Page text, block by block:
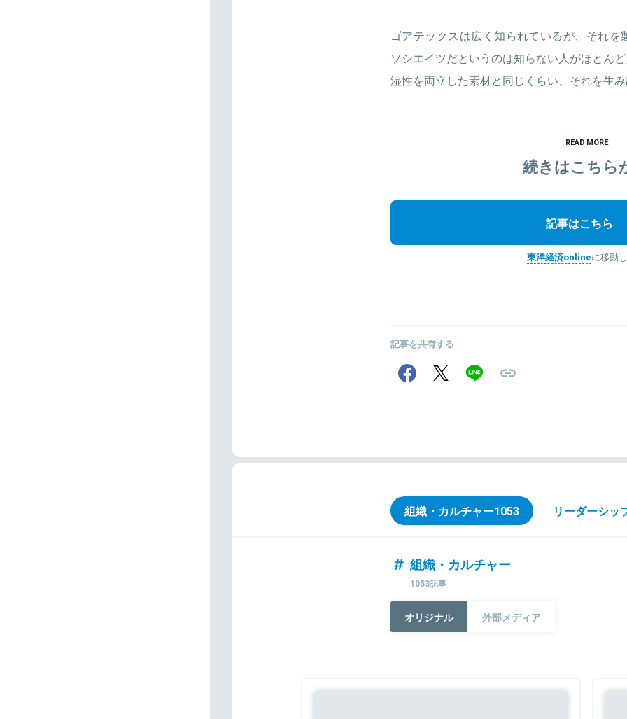
ゴアテックスは広く知られているが、それを
ソシエイツだというのは知らない人がほとん
湿性を両立した素材と同じくらい、それを生
READ MORE
続きはこちら
記事はこちら
東洋経済onlineに移動
記事を共有する
組織・カルチャー1053 リーダーシッ
組織・カルチャー
1053記事
オリジナル 外部メディア